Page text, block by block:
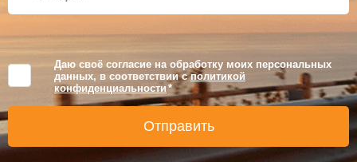
Даю своё согласие на обработку моих персональных
данных, в соответствии сполитикой
конфиденциальности *